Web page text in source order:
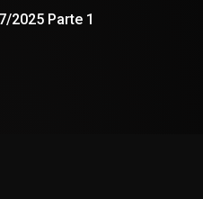
2025 Parte 1